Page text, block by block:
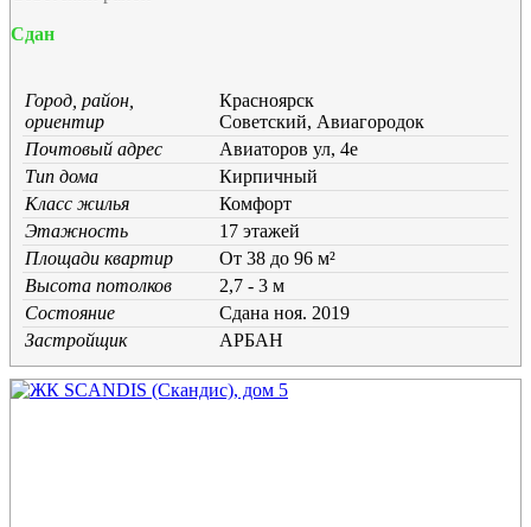
Сдан
Город, район,
ориентир
Красноярск
Советский, Авиагородок
Почтовый адрес
Авиаторов ул, 4е
Тип дома
Кирпичный
Класс жилья
Комфорт
Этажность
17 этажей
Площади квартир
От 38 до 96 м²
Высота потолков
2,7 - 3 м
Состояние
Cдана ноя. 2019
Застройщик
АРБАН